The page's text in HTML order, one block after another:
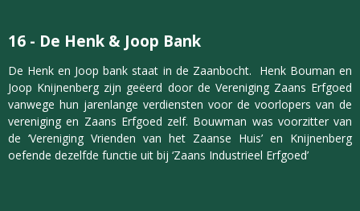
16 - De Henk & Joop Bank
De Henk en Joop bank staat in de Zaanbocht. Henk Bouman en
Joop Knijnenberg zijn geëerd door de Vereniging Zaans Erfgoed
vanwege hun jarenlange verdiensten voor de voorlopers van de
vereniging en Zaans Erfgoed zelf. Bouwman was voorzitter van
de ‘Vereniging Vrienden van het Zaanse Huis’ en Knijnenberg
oefende dezelfde functie uit bij ‘Zaans Industrieel Erfgoed’